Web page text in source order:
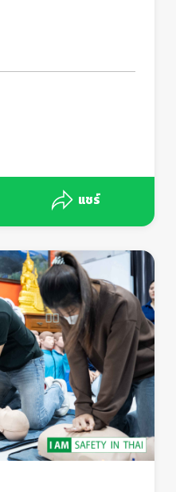
แชร์